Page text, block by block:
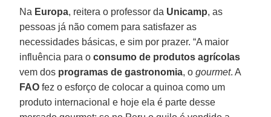
Na Europa, reitera o professor da Unicamp, as
pessoas já não comem para satisfazer as
necessidades básicas, e sim por prazer. “A maior
influência para oconsumo de produtos agrícolas
vem dos programas de gastronomia, ogourmet. A
FAO fez o esforço de colocar a quinoa como um
produto internacional e hoje ela é parte desse